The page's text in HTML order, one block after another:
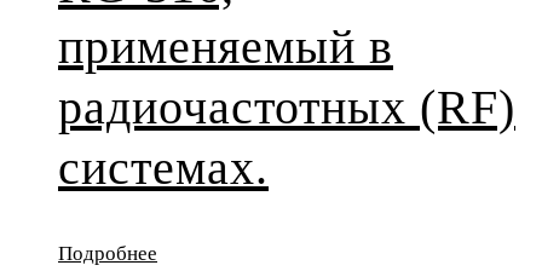
применяемый в
радиочастотных (RF)
системах.
Подробнее